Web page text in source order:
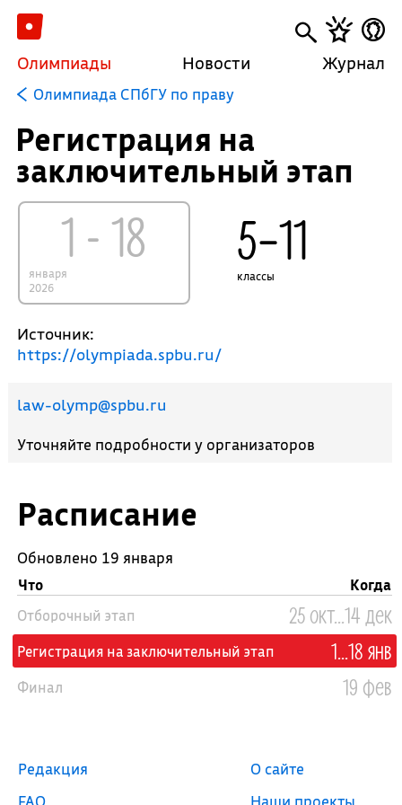
Олимпиады Новости Журнал
Олимпиада СПбГУ по праву
Расписание
Обновлено 19 января
Что
Когда
Отборочный этап
25 окт...14 дек
Регистрация на заключительный этап 1...18 янв
Финал 19 фев
Регистрация на
заключительный этап
1 - 18
января
2026
5–11
классы
Источник:
https://olympiada.spbu.ru/
law-olymp@spbu.ru
Уточняйте подробности у организаторов
Редакция
FAQ
О сайте
Наши проекты